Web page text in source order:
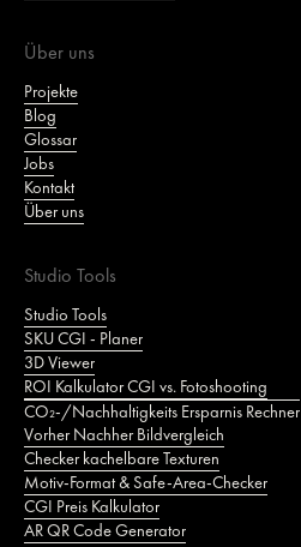
Über uns
Projekte
Blog
Glossar
Jobs
Kontakt
Über uns
Studio Tools
Studio Tools
SKU CGI - Planer
3D Viewer
ROI Kalkulator CGI vs. Fotoshooting
CO₂‑/Nachhaltigkeits Ersparnis Rechner
Vorher Nachher Bildvergleich
Checker kachelbare Texturen
Motiv‑Format & Safe‑Area‑Checker
CGI Preis Kalkulator
AR QR Code Generator